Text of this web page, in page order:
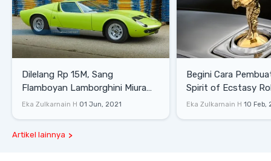
Dilelang Rp 15M, Sang
Flamboyan Lamborghini Miura
P400 S
Eka Zulkarnain H 01 Jun, 2021
Begini Cara
Spirit of Ecstasy
Eka Zulkarnain H 10 Feb,
Artikel lainnya